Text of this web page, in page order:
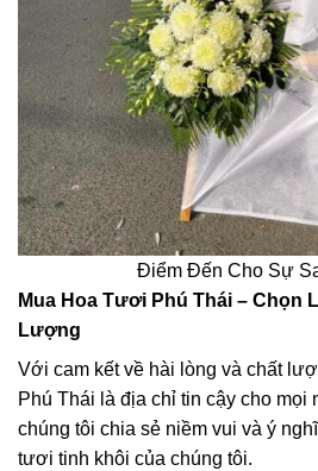
Điểm Đến Cho Sự
Mua Hoa Tươi Phú Thái – Chọn
Lượng
Với cam kết về hài lòng và chất
Phú Thái là địa chỉ tin cậy cho
chúng tôi chia sẻ niềm vui và ý
tươi tinh khôi của chúng tôi.